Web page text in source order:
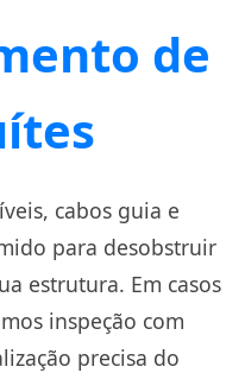
de
cabos guia e
para desobstruir
estrutura. Em casos
inspeção com
precisa do